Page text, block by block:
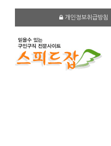
개인정보취급방침